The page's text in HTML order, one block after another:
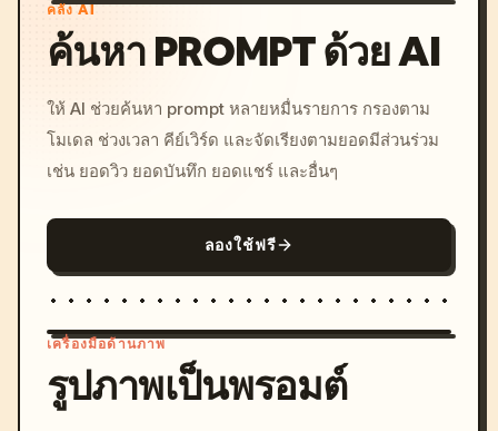
คลัง AI
ค้นหา PROMPT ด้วย AI
ให้ AI ช่วยค้นหา prompt หลายหมื่นรายการ กรองตาม
โมเดล ช่วงเวลา คีย์เวิร์ด และจัดเรียงตามยอดมีส่วนร่วม
เช่น ยอดวิว ยอดบันทึก ยอดแชร์ และอื่นๆ
ลองใช้ฟรี
เครื่องมือด้านภาพ
รูปภาพเป็นพรอมต์